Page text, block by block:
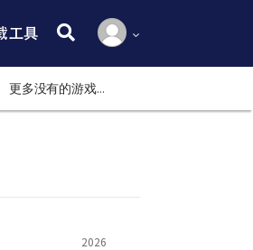
搜索:
更多没有的游戏…
2026